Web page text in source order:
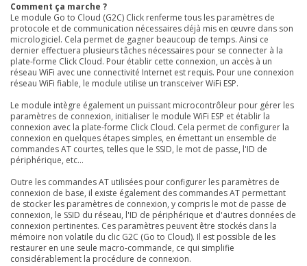
Comment ça marche ?
Le module Go to Cloud (G2C) Click renferme tous les paramètres de
protocole et de communication nécessaires déjà mis en œuvre dans son
micrologiciel. Cela permet de gagner beaucoup de temps. Ainsi ce
dernier effectuera plusieurs tâches nécessaires pour se connecter à la
plate-forme Click Cloud. Pour établir cette connexion, un accès à un
réseau WiFi avec une connectivité Internet est requis. Pour une connexion
réseau WiFi fiable, le module utilise un transceiver WiFi ESP.
Le module intègre également un puissant microcontrôleur pour gérer les
paramètres de connexion, initialiser le module WiFi ESP et établir la
connexion avec la plate-forme Click Cloud. Cela permet de configurer la
connexion en quelques étapes simples, en émettant un ensemble de
commandes AT courtes, telles que le SSID, le mot de passe, l'ID de
périphérique, etc...
Outre les commandes AT utilisées pour configurer les paramètres de
connexion de base, il existe également des commandes AT permettant
de stocker les paramètres de connexion, y compris le mot de passe de
connexion, le SSID du réseau, l'ID de périphérique et d'autres données de
connexion pertinentes. Ces paramètres peuvent être stockés dans la
mémoire non volatile du clic G2C (Go to Cloud). Il est possible de les
restaurer en une seule macro-commande, ce qui simplifie
considérablement la procédure de connexion.